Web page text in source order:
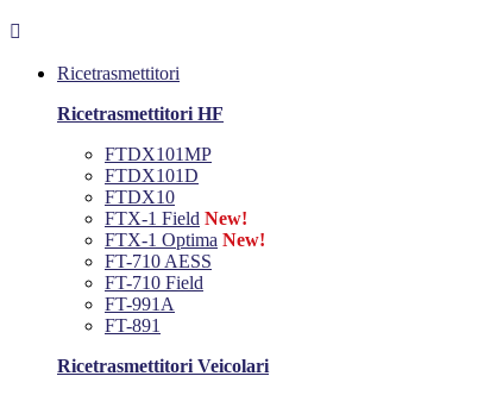

Ricetrasmettitori
Ricetrasmettitori HF
FTDX101MP
FTDX101D
FTDX10
FTX-1 Field New!
FTX-1 Optima New!
FT-710 AESS
FT-710 Field
FT-991A
FT-891
Ricetrasmettitori Veicolari